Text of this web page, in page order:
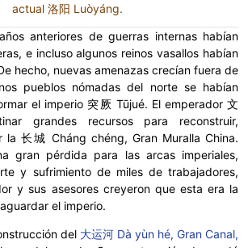
actual 洛阳 Luòyáng.
anteriores de guerras internas habían
e incluso algunos reinos vasallos habían
hecho, nuevas amenazas crecían fuera de
pueblos nómadas del norte se habían
el imperio 突厥 Tūjué. El emperador 文
grandes recursos para reconstruir,
长城 Cháng chéng, Gran Muralla China.
gran pérdida para las arcas imperiales,
y sufrimiento de miles de trabajadores,
y sus asesores creyeron que esta era la
el imperio.
del 大运河 Dà yùn hé, Gran Canal,